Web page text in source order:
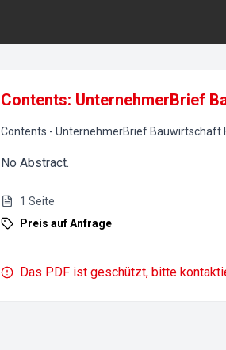
Contents: UnternehmerBrief
Contents - UnternehmerBrief Bauwirtschaft
No Abstract.
1 Seite
Preis auf Anfrage
Das PDF ist geschützt, bitte